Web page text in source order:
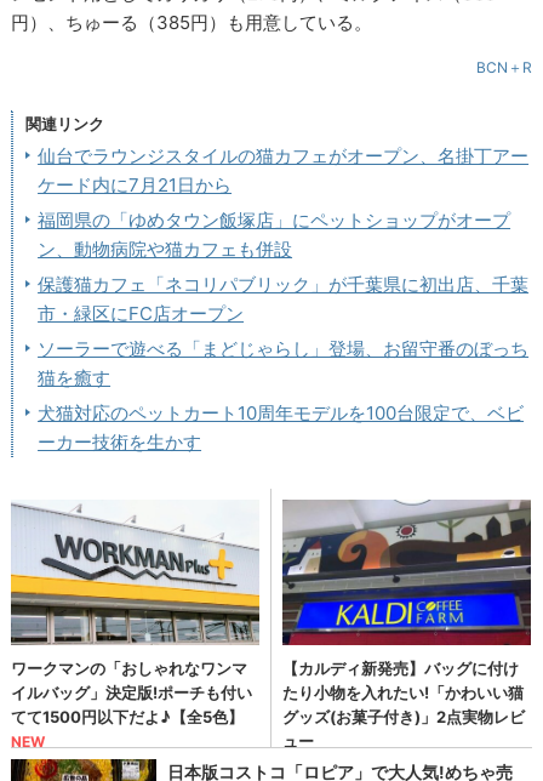
円）、ちゅーる（385円）も用意している。
BCN＋R
関連リンク
仙台でラウンジスタイルの猫カフェがオープン、名掛丁アー
ケード内に7月21日から
福岡県の「ゆめタウン飯塚店」にペットショップがオープ
ン、動物病院や猫カフェも併設
保護猫カフェ「ネコリパブリック」が千葉県に初出店、千葉
市・緑区にFC店オープン
ソーラーで遊べる「まどじゃらし」登場、お留守番のぼっち
猫を癒す
犬猫対応のペットカート10周年モデルを100台限定で、ベビ
ーカー技術を生かす